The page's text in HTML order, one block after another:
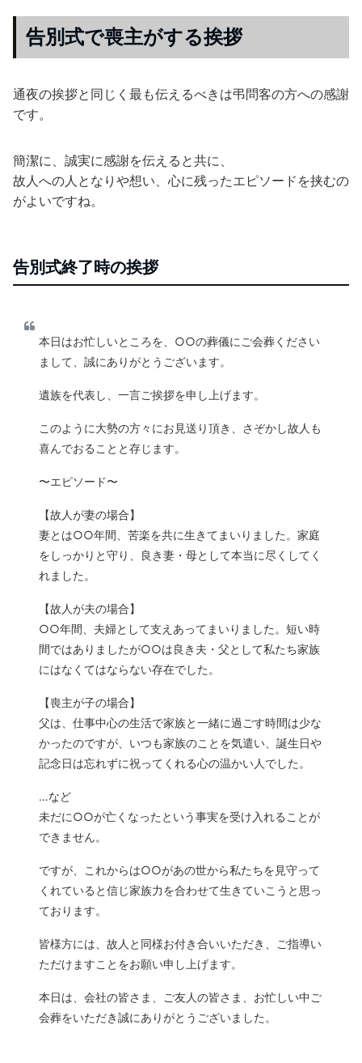
告別式で喪主がする挨拶
通夜の挨拶と同じく最も伝えるべきは弔問客の方への感謝
です。
簡潔に、誠実に感謝を伝えると共に、
故人への人となりや想い、心に残ったエピソードを挟むの
がよいですね。
告別式終了時の挨拶
本日はお忙しいところを、○○の葬儀にご会葬ください
まして、誠にありがとうございます。
遺族を代表し、一言ご挨拶を申し上げます。
このように大勢の方々にお見送り頂き、さぞかし故人も
喜んでおることと存じます。
〜エピソード〜
【故人が妻の場合】
妻とは○○年間、苦楽を共に生きてまいりました。家庭
をしっかりと守り、良き妻・母として本当に尽くしてく
れました。
【故人が夫の場合】
○○年間、夫婦として支えあってまいりました。短い時
間ではありましたが○○は良き夫・父として私たち家族
にはなくてはならない存在でした。
【喪主が子の場合】
父は、仕事中心の生活で家族と一緒に過ごす時間は少な
かったのですが、いつも家族のことを気遣い、誕生日や
記念日は忘れずに祝ってくれる心の温かい人でした。
…など
未だに○○が亡くなったという事実を受け入れることが
できません。
ですが、これからは○○があの世から私たちを見守って
くれていると信じ家族力を合わせて生きていこうと思っ
ております。
皆様方には、故人と同様お付き合いいただき、ご指導い
ただけますことをお願い申し上げます。
本日は、会社の皆さま、ご友人の皆さま、お忙しい中ご
会葬をいただき誠にありがとうございました。